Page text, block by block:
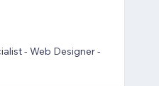
- Web Designer -